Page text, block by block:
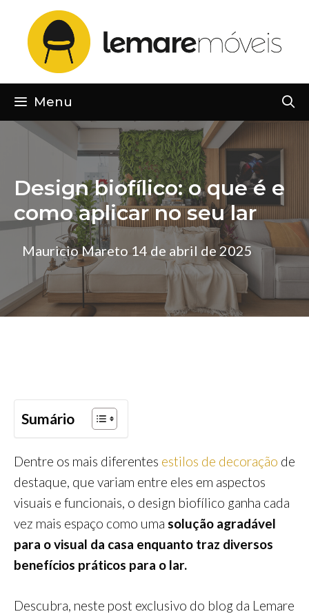
conteúdo
Menu
Design biofílico: o que é e
como aplicar no seu lar
Mauricio Mareto 14 de abril de 2025
Sumário
Dentre os mais diferentes estilos de decoração de
destaque, que variam entre eles em aspectos
visuais e funcionais, o design biofílico ganha cada
vez mais espaço como uma solução agradável
para o visual da casa enquanto traz diversos
benefícios práticos para o lar.
Descubra, neste post exclusivo do blog da Lemare